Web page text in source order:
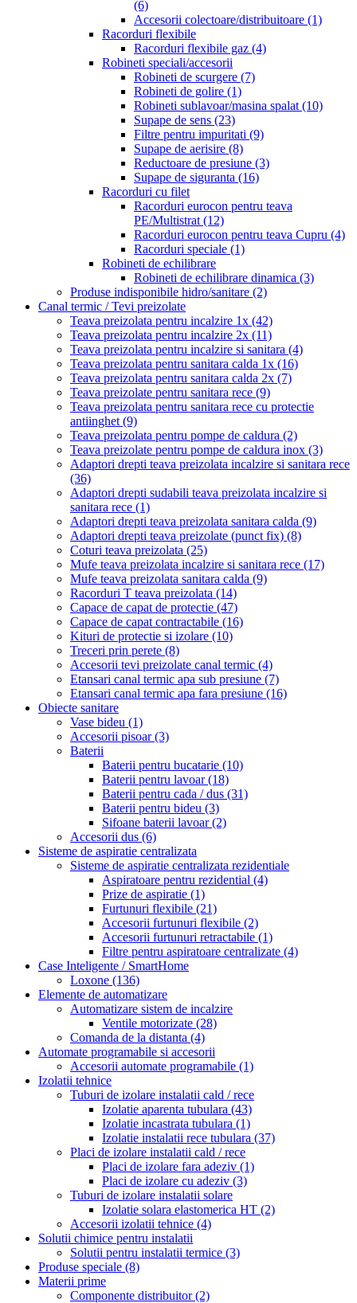
(6)
Accesorii colectoare/distribuitoare (1)
Racorduri flexibile
Racorduri flexibile gaz (4)
Robineti speciali/accesorii
Robineti de scurgere (7)
Robineti de golire (1)
Robineti sublavoar/masina spalat (10)
Supape de sens (23)
Filtre pentru impuritati (9)
Supape de aerisire (8)
Reductoare de presiune (3)
Supape de siguranta (16)
Racorduri cu filet
Racorduri eurocon pentru teava
PE/Multistrat (12)
Racorduri eurocon pentru teava Cupru (4)
Racorduri speciale (1)
Robineti de echilibrare
Robineti de echilibrare dinamica (3)
Produse indisponibile hidro/sanitare (2)
Canal termic / Tevi preizolate
Teava preizolata pentru incalzire 1x (42)
Teava preizolata pentru incalzire 2x (11)
Teava preizolata pentru incalzire si sanitara (4)
Teava preizolata pentru sanitara calda 1x (16)
Teava preizolata pentru sanitara calda 2x (7)
Teava preizolate pentru sanitara rece (9)
Teava preizolata pentru sanitara rece cu protectie
antiinghet (9)
Teava preizolata pentru pompe de caldura (2)
Teava preizolate pentru pompe de caldura inox (3)
Adaptori drepti teava preizolata incalzire si sanitara rece
(36)
Adaptori drepti sudabili teava preizolata incalzire si
sanitara rece (1)
Adaptori drepti teava preizolata sanitara calda (9)
Adaptori drepti teava preizolate (punct fix) (8)
Coturi teava preizolata (25)
Mufe teava preizolata incalzire si sanitara rece (17)
Mufe teava preizolata sanitara calda (9)
Racorduri T teava preizolata (14)
Capace de capat de protectie (47)
Capace de capat contractabile (16)
Kituri de protectie si izolare (10)
Treceri prin perete (8)
Accesorii tevi preizolate canal termic (4)
Etansari canal termic apa sub presiune (7)
Etansari canal termic apa fara presiune (16)
Obiecte sanitare
Vase bideu (1)
Accesorii pisoar(3)
Baterii
Baterii pentru bucatarie (10)
Baterii pentru lavoar(18)
Baterii pentru cada / dus (31)
Baterii pentru bideu (3)
Sifoane baterii lavoar(2)
Accesorii dus (6)
Sisteme de aspiratie centralizata
Sisteme de aspiratie centralizata rezidentiale
Aspiratoare pentru rezidential (4)
Prize de aspiratie (1)
Furtunuri flexibile (21)
Accesorii furtunuri flexibile (2)
Accesorii furtunuri retractabile (1)
Filtre pentru aspiratoare centralizate (4)
Case Inteligente / SmartHome
Loxone (136)
Elemente de automatizare
Automatizare sistem de incalzire
Ventile motorizate (28)
Comanda de la distanta (4)
Automate programabile si accesorii
Accesorii automate programabile (1)
Izolatii tehnice
Tuburi de izolare instalatii cald / rece
Izolatie aparenta tubulara (43)
Izolatie incastrata tubulara (1)
Izolatie instalatii rece tubulara (37)
Placi de izolare instalatii cald / rece
Placi de izolare fara adeziv (1)
Placi de izolare cu adeziv (3)
Tuburi de izolare instalatii solare
Izolatie solara elastomerica HT (2)
Accesorii izolatii tehnice (4)
Solutii chimice pentru instalatii
Solutii pentru instalatii termice (3)
Produse speciale (8)
Materii prime
Componente distribuitor(2)